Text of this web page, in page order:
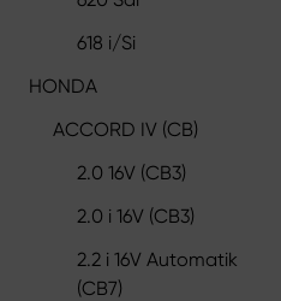
618 i/Si
HONDA
ACCORD IV (CB)
2.0 16V (CB3)
2.0 i 16V (CB3)
2.2 i 16V Automatik
(CB7)